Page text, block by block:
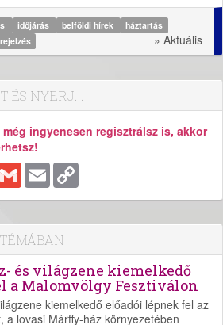
időjárás belföldi hírek
háztartás
» Aktuális
ÉS NYERJ...
még ingyenesen regisztrálsz is, akkor
Gmail Email
és világzene kiemelkedő
a Malomvölgy Fesztiválon
kiemelkedő előadói lépnek fel az
a lovasi Márffy-ház környezetében